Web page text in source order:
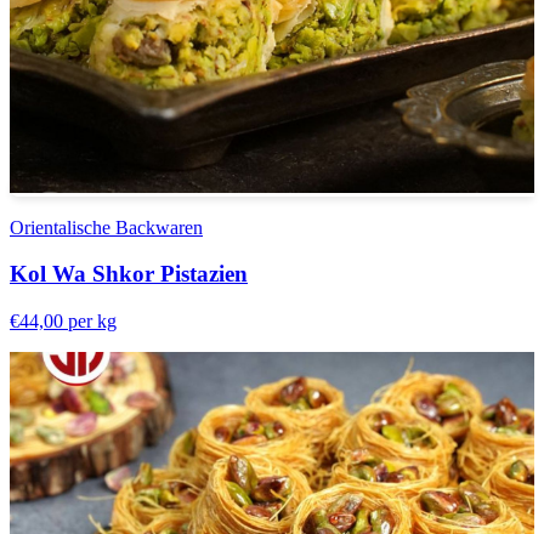
Orientalische Backwaren
Kol Wa Shkor Pistazien
€44,00 per kg